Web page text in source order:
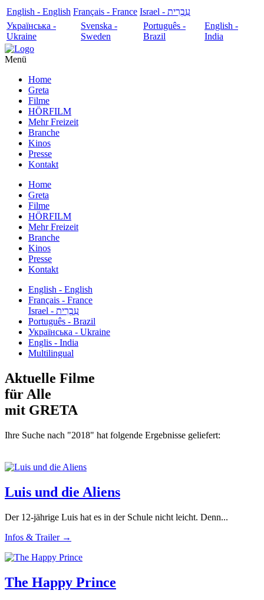
English - English Français - France
עִבְרִית - Israel
Українська -
Ukraine
Svenska -
Sweden
Português -
Brazil
English -
India
Menü
Home
Greta
Filme
HÖRFILM
Mehr Freizeit
Branche
Kinos
Presse
Kontakt
Home
Greta
Filme
HÖRFILM
Mehr Freizeit
Branche
Kinos
Presse
Kontakt
English - English
Français - France
עִבְרִית - Israel
Português - Brazil
Українська - Ukraine
Englis - India
Multilingual
Aktuelle Filme
für Alle
mit GRETA
Ihre Suche nach "2018" hat folgende Ergebnisse geliefert:
Luis und die Aliens
Der 12-jährige Luis hat es in der Schule nicht leicht. Denn...
Infos & Trailer →
The Happy Prince